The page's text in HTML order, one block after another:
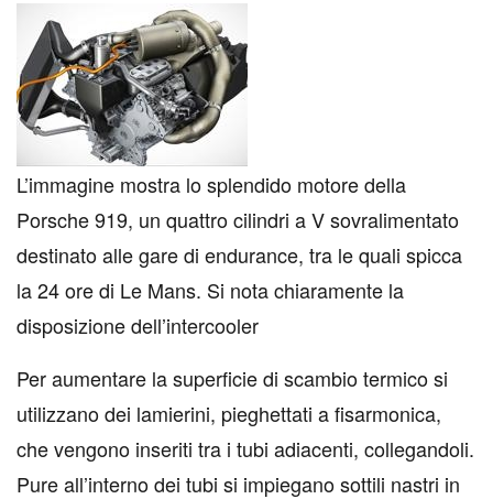
L’immagine mostra lo splendido motore della
Porsche 919, un quattro cilindri a V sovralimentato
destinato alle gare di endurance, tra le quali spicca
la 24 ore di Le Mans. Si nota chiaramente la
disposizione dell’intercooler
Per aumentare la superficie di scambio termico si
utilizzano dei lamierini, pieghettati a fisarmonica,
che vengono inseriti tra i tubi adiacenti, collegandoli.
Pure all’interno dei tubi si impiegano sottili nastri in